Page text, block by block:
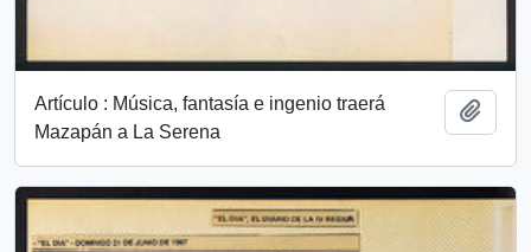
Artículo : Música, fantasía e ingenio traerá
Mazapán a La Serena